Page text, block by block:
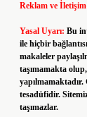
Reklam ve
Yasal Uyarı: Bu
ile hiçbir
makaleler
taşımamakta
tesadüfidir.
taşımazlar.